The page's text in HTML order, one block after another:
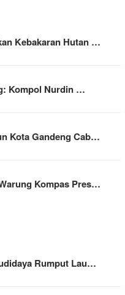
Kebakaran Hutan …
Kompol Nurdin …
Kota Gandeng Cab…
Kompas Pres…
Rumput Lau…